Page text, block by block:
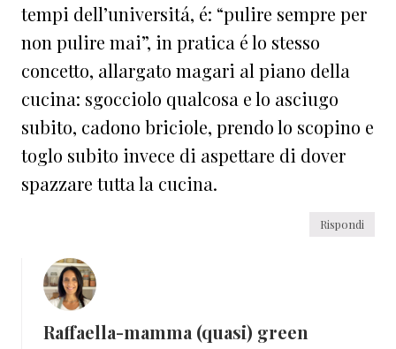
tempi dell’universitá, é: “pulire sempre per
non pulire mai”, in pratica é lo stesso
concetto, allargato magari al piano della
cucina: sgocciolo qualcosa e lo asciugo
subito, cadono briciole, prendo lo scopino e
toglo subito invece di aspettare di dover
spazzare tutta la cucina.
Rispondi
Raffaella-mamma (quasi) green